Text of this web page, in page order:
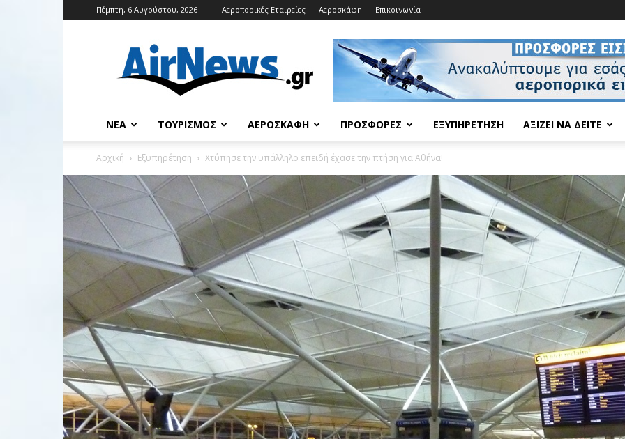
Πέμπτη, 6 Αυγούστου, 2026 Αεροπορικές Εταιρείες Αεροσκάφη Επικοινωνία
ΝΈΑ ΤΟΥΡΙΣΜΌΣ ΑΕΡΟΣΚΆΦΗ ΠΡΟΣΦΟΡΈΣ ΕΞΥΠΗΡΈΤΗΣΗ ΑΞΊΖΕΙ ΝΑ ΔΕΊΤΕ
Αρχική Εξυπηρέτηση Χτύπησε την υπάλληλο επειδή έχασε την πτήση για Αθήνα!